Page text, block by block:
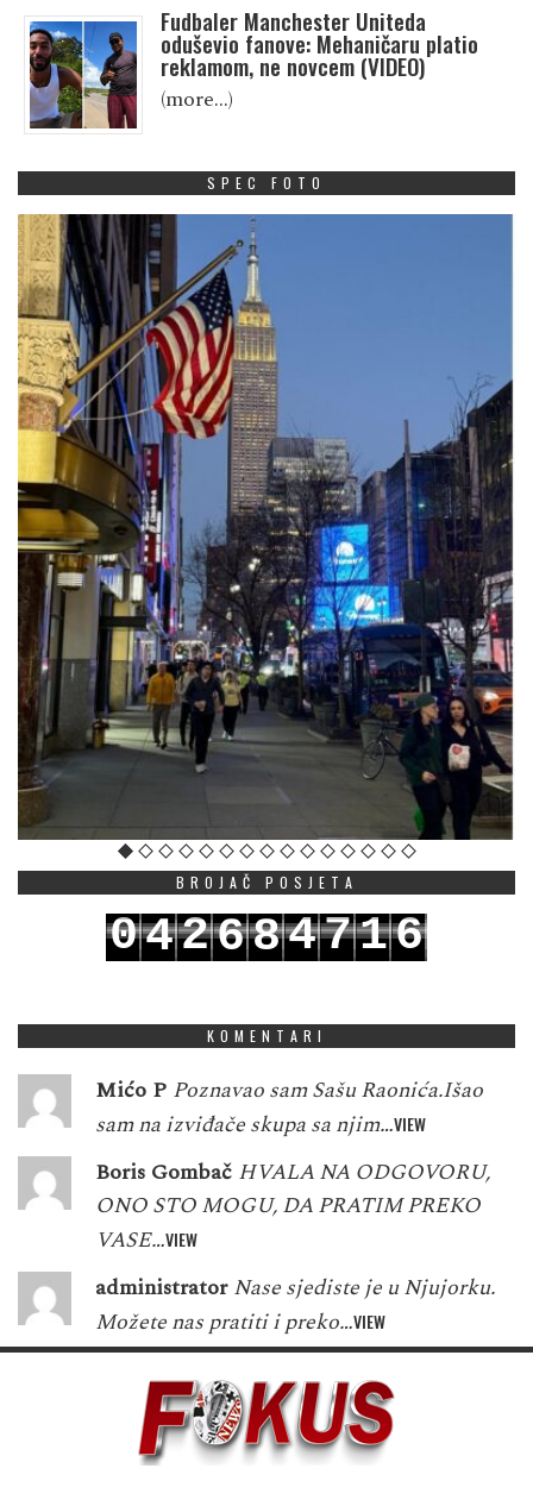
Fudbaler Manchester Uniteda
oduševio fanove: Mehaničaru platio
reklamom, ne novcem (VIDEO)
(more…)
SPEC FOTO
BROJAČ POSJETA
042684716
KOMENTARI
Mićo P Poznavao sam Sašu Raonića.Išao
sam na izviđače skupa sa njim…VIEW
Boris Gombač HVALA NA ODGOVORU,
ONO STO MOGU, DA PRATIM PREKO
VASE…VIEW
administrator Nase sjediste je u Njujorku.
Možete nas pratiti i preko…VIEW